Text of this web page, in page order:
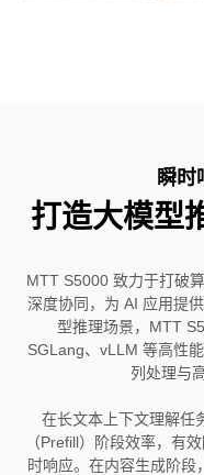
瞬时
打造大模型
MTT S5000 致力于打破
深度协同，为 AI 应用提
型推理场景，MTT
SGLang、vLLM 等高性
列处理与
在长文本上下文理解任
（Prefill）阶段效率，有
时响应。在内容生成阶